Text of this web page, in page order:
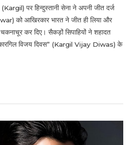
पर हिन्दुस्तानी सेना ने अपनी जीत दर्ज
को आखिरकार भारत ने जीत ही लिया और
चकनाचूर कर दिए। सैकड़ों सिपाहियों ने शहादत
विजय दिवस” (Kargil Vijay Diwas) के